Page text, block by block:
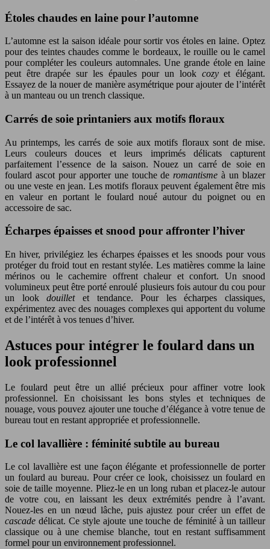
Étoles chaudes en laine pour l’automne
L’automne est la saison idéale pour sortir vos étoles en laine. Optez
pour des teintes chaudes comme le bordeaux, le rouille ou le camel
pour compléter les couleurs automnales. Une grande étole en laine
peut être drapée sur les épaules pour un look cozyet élégant.
Essayez de la nouer de manière asymétrique pour ajouter de l’intérêt
à un manteau ou un trench classique.
Carrés de soie printaniers aux motifs floraux
Au printemps, les carrés de soie aux motifs floraux sont de mise.
Leurs couleurs douces et leurs imprimés délicats capturent
parfaitement l’essence de la saison. Nouez un carré de soie en
foulard ascot pour apporter une touche de romantismeà un blazer
ou une veste en jean. Les motifs floraux peuvent également être mis
en valeur en portant le foulard noué autour du poignet ou en
accessoire de sac.
Écharpes épaisses et snood pour affronter l’hiver
En hiver, privilégiez les écharpes épaisses et les snoods pour vous
protéger du froid tout en restant stylée. Les matières comme la laine
mérinos ou le cachemire offrent chaleur et confort. Un snood
volumineux peut être porté enroulé plusieurs fois autour du cou pour
un lookdouillet et tendance. Pour les écharpes classiques,
expérimentez avec des nouages complexes qui apportent du volume
et de l’intérêt à vos tenues d’hiver.
Astuces pour intégrer le foulard dans un
look professionnel
Le foulard peut être un allié précieux pour affiner votre look
professionnel. En choisissant les bons styles et techniques de
nouage, vous pouvez ajouter une touche d’élégance à votre tenue de
bureau tout en restant appropriée et professionnelle.
Le col lavallière : féminité subtile au bureau
Le col lavallière est une façon élégante et professionnelle de porter
un foulard au bureau. Pour créer ce look, choisissez un foulard en
soie de taille moyenne. Pliez-le en un long ruban et placez-le autour
de votre cou, en laissant les deux extrémités pendre à l’avant.
Nouez-les en un nœud lâche, puis ajustez pour créer un effet de
cascade délicat. Ce style ajoute une touche de féminité à un tailleur
classique ou à une chemise blanche, tout en restant suffisamment
formel pour un environnement professionnel.